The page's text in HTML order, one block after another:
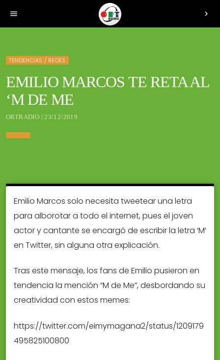
menu chevron_right
TENDENCIAS / REDES
EMILIO MARCOS TE RETA AL
‘M DE ME
ORTRADIO | 23/12/2019
Emilio Marcos solo necesita tweetear una letra
para alborotar a todo el internet, pues el joven
actor y cantante se encargó de escribir la letra ‘M’
en Twitter, sin alguna otra explicación.
Tras este mensaje, los fans de Emilio pusieron en
tendencia la mención “M de Me”, desbordando su
creatividad con estos memes:
https://twitter.com/eimymagana2/status/1209179
495825100800